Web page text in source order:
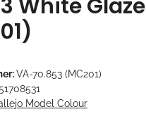
White Glaze
VA-70.853 (MC201)
Model Colour